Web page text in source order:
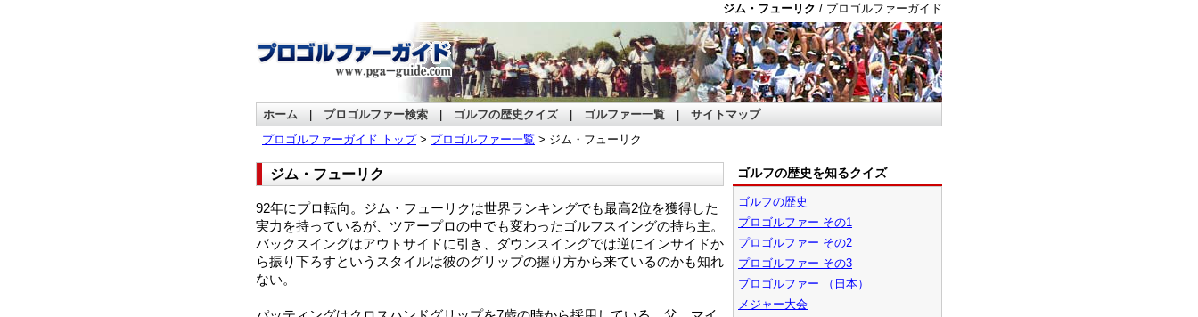
ジム・フューリク / プロゴルファーガイド
ホーム プロゴルファー検索 ゴルフの歴史クイズ| ゴルファー一覧
サイトマップ
プロゴルファーガイド トップ> プロゴルファー一覧 > ジム・フューリク
ジム・フューリク
92年にプロ転向。ジム・フューリクは世界ランキングでも最高2位を獲得した
実力を持っているが、ツアープロの中でも変わったゴルフスイングの持ち主。
バックスイングはアウトサイドに引き、ダウンスイングでは逆にインサイドか
ら振り下ろすというスタイルは彼のグリップの握り方から来ているのかも知れ
ない。
ゴルフの歴史を知るクイズ
ゴルフの歴史
プロゴルファー その1
プロゴルファー その2
プロゴルファー その3
プロゴルファー （日本）
メジャー大会